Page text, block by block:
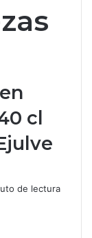
cl
de lectura